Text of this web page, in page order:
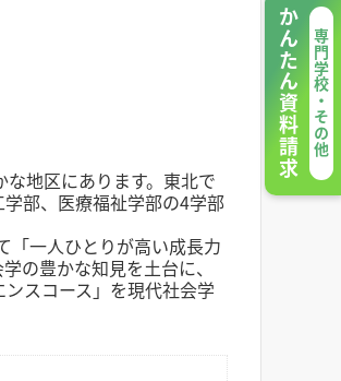
地区にあります。東北で
部、医療福祉学部の4学部
一人ひとりが高い成長力
の豊かな知見を土台に、
スコース」を現代社会学
専門学校・その他
かんたん資料請求